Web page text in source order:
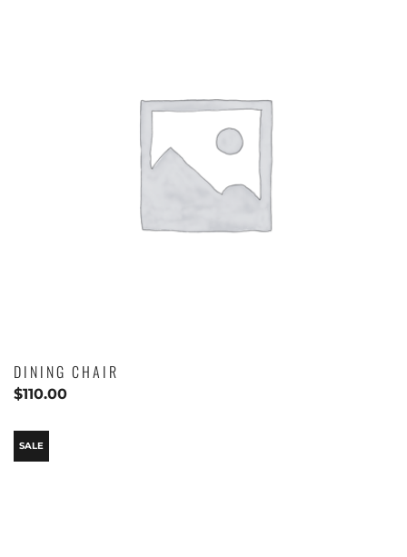
DINING CHAIR
$110.00
SALE